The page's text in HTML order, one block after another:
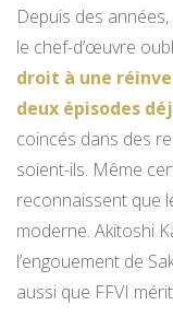
Depuis des
le chef-d’œuvre
droit à une
deux épisodes
coincés dans des
soient-ils. Même
reconnaissent que
moderne. Akitoshi
l’engouement de
aussi que FFVI